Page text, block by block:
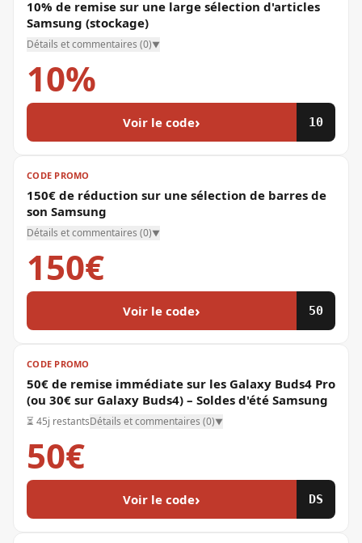
10%
10% de remise sur une large sélection d'articles
Samsung (stockage)
Détails et commentaires (0)▼
Voir le code› 10
150€
CODE PROMO
150€ de réduction sur une sélection de barres de
son Samsung
Détails et commentaires (0)▼
Voir le code› 50
50€
CODE PROMO
50€ de remise immédiate sur les Galaxy Buds4 Pro
(ou 30€ sur Galaxy Buds4) – Soldes d'été Samsung
⏳ 45j restantsDétails et commentaires (0)▼
Voir le code› DS